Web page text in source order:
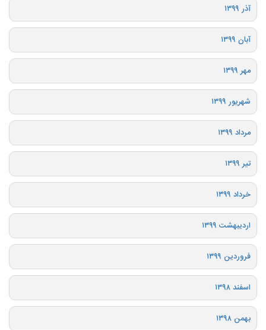
آذر ۱۳۹۹
آبان ۱۳۹۹
مهر ۱۳۹۹
شهریور ۱۳۹۹
مرداد ۱۳۹۹
تیر ۱۳۹۹
خرداد ۱۳۹۹
اردیبهشت ۱۳۹۹
فروردین ۱۳۹۹
اسفند ۱۳۹۸
بهمن ۱۳۹۸